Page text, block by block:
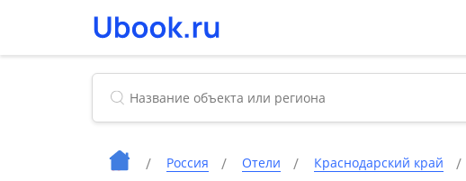
Россия Отели Краснодарский край